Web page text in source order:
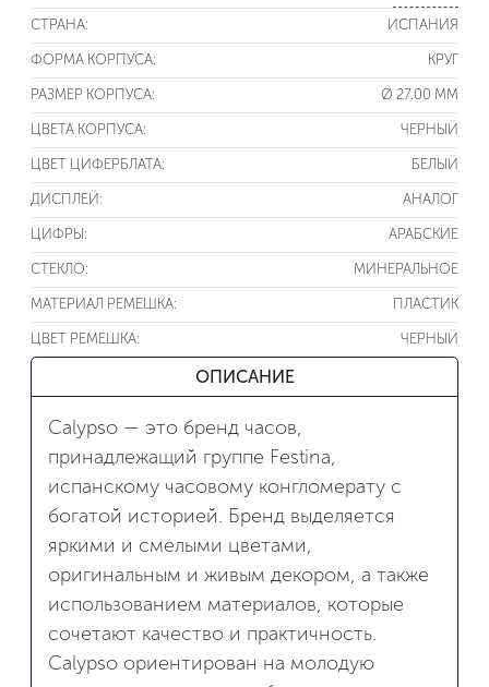
СТРАНА: ИСПАНИЯ
ФОРМА КОРПУСА: КРУГ
РАЗМЕР КОРПУСА: Ø 27.00 ММ
ЦВЕТА КОРПУСА: ЧЕРНЫЙ
ЦВЕТ ЦИФЕРБЛАТА: БЕЛЫЙ
ДИСПЛЕЙ: АНАЛОГ
ЦИФРЫ: АРАБСКИЕ
СТЕКЛО: МИНЕРАЛЬНОЕ
МАТЕРИАЛ РЕМЕШКА: ПЛАСТИК
ЦВЕТ РЕМЕШКА: ЧЕРНЫЙ
ОПИСАНИЕ
Calypso — это бренд часов,
принадлежащий группе Festina,
испанскому часовому конгломерату с
богатой историей. Бренд выделяется
яркими и смелыми цветами,
оригинальным и живым декором, а также
использованием материалов, которые
сочетают качество и практичность.
Calypso ориентирован на молодую